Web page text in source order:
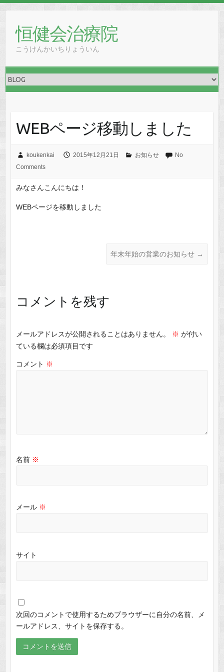
恒健会治療院
こうけんかいちりょういん
WEBページ移動しました
koukenkai 2015年12月21日 お知らせ
No
Comments
みなさんこんにちは！
WEBページを移動しました
年末年始の営業のお知らせ →
コメントを残す
メールアドレスが公開されることはありません。 ※ が付い
ている欄は必須項目です
コメント ※
名前 ※
メール ※
サイト
次回のコメントで使用するためブラウザーに自分の名前、メ
ールアドレス、サイトを保存する。